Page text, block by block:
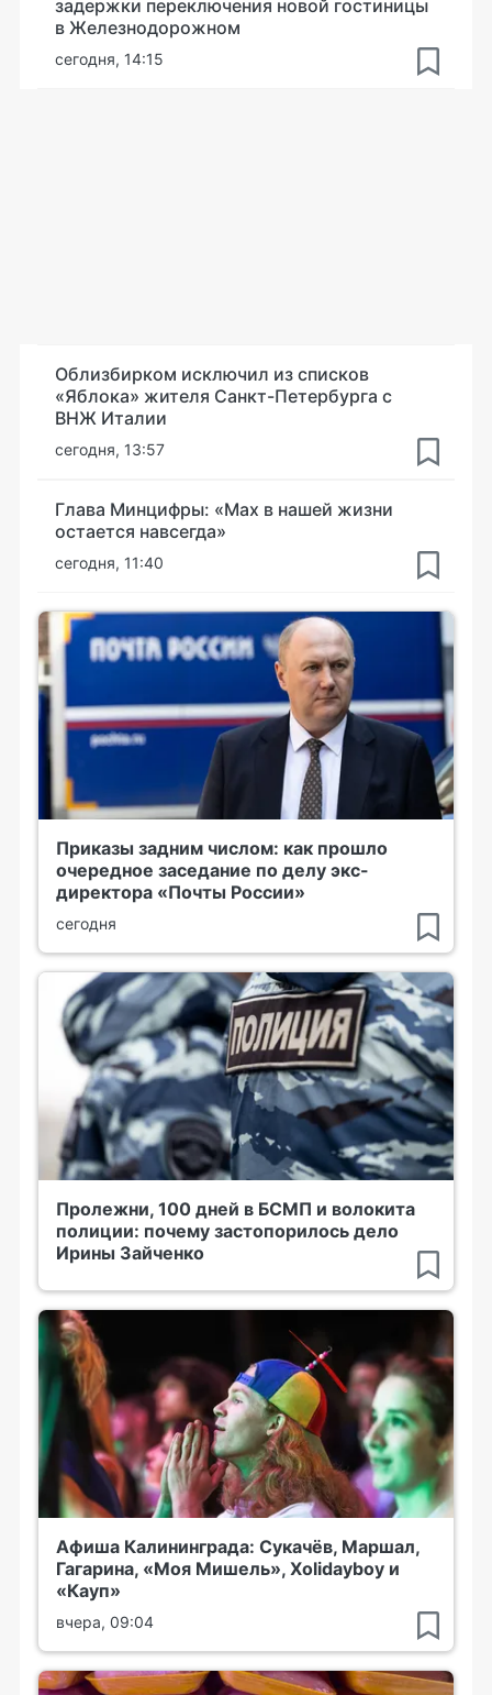
задержки переключения новой гостиницы
в Железнодорожном
сегодня, 14:15
Облизбирком исключил из списков
«Яблока» жителя Санкт-Петербурга с
ВНЖ Италии
сегодня, 13:57
Глава Минцифры: «Мах в нашей жизни
остается навсегда»
сегодня, 11:40
Приказы задним числом: как прошло
очередное заседание по делу экс-
директора «Почты России»
сегодня
Пролежни, 100 дней в БСМП и волокита
полиции: почему застопорилось дело
Ирины Зайченко
Афиша Калининграда: Сукачёв, Маршал,
Гагарина, «Моя Мишель», Xolidayboy и
«Кауп»
вчера, 09:04